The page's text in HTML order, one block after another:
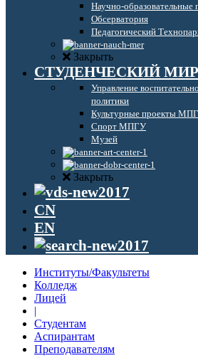
Научно-образовательные
Обсерватория
Педагогический
Закрыть
СТУДЕНЧЕСКИЙ МИР
Управление
политики
Культурные проекты
Спорт МПГУ
Музей
Закрыть
CN
EN
Институты/Факультеты
Колледж
Лицей
|
Студентам
Аспирантам
Преподавателям